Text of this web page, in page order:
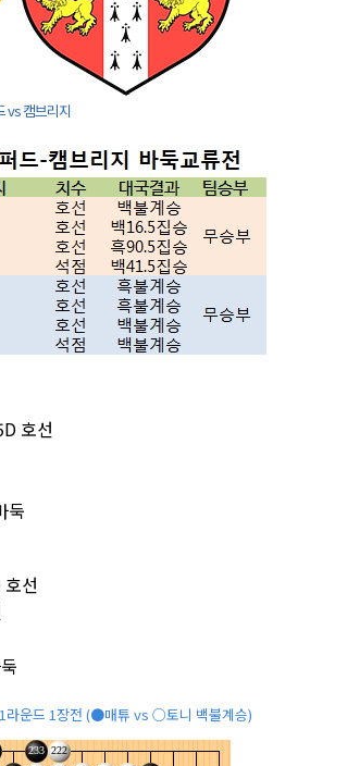
vs 캠브리지
호선
둑
선
라운드 1장전 (●매튜 vs ○토니 백불계승)